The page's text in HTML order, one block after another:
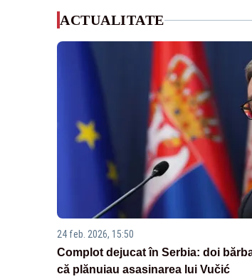
ACTUALITATE
24 feb. 2026, 15:50
Complot dejucat în Serbia: doi
că plănuiau asasinarea lui Vučić